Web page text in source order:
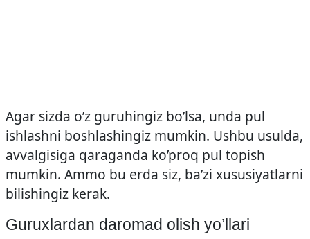
Agar sizda o’z guruhingiz bo’lsa, unda pul
ishlashni boshlashingiz mumkin. Ushbu usulda,
avvalgisiga qaraganda ko’proq pul topish
mumkin. Ammo bu erda siz, ba’zi xususiyatlarni
bilishingiz kerak.
Guruxlardan daromad olish yo’llari